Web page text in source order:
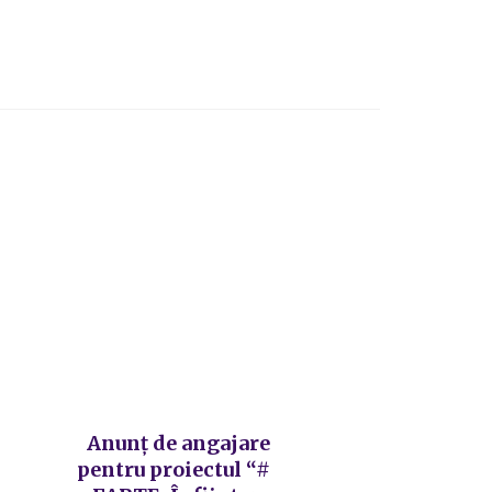
Anunț de angajare
pentru proiectul “#